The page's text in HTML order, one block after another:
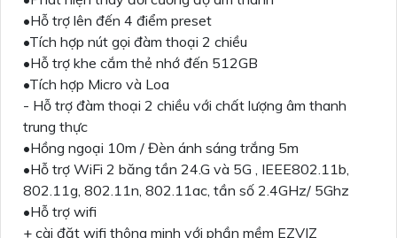
•Hỗ trợ lên đến 4 điểm preset
•Tích hợp nút gọi đàm thoại 2 chiều
•Hỗ trợ khe cắm thẻ nhớ đến 512GB
•Tích hợp Micro và Loa
- Hỗ trợ đàm thoại 2 chiều với chất lượng âm thanh
trung thực
•Hồng ngoại 10m / Đèn ánh sáng trắng 5m
•Hỗ trợ WiFi 2 băng tần 24.G và 5G , IEEE802.11b,
802.11g, 802.11n, 802.11ac, tần số 2.4GHz/ 5Ghz
•Hỗ trợ wifi
+ cài đặt wifi thông minh với phần mềm EZVIZ